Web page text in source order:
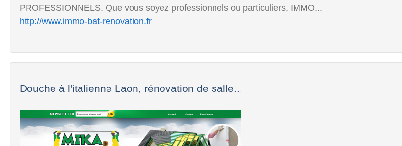
PROFESSIONNELS. Que vous soyez professionnels ou particuliers, IMMO...
http://www.immo-bat-renovation.fr
Douche à l'italienne Laon, rénovation de salle...